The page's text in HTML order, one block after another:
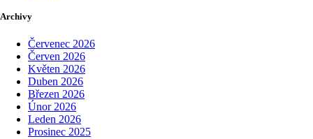
Archivy
Červenec 2026
Červen 2026
Květen 2026
Duben 2026
Březen 2026
Únor 2026
Leden 2026
Prosinec 2025